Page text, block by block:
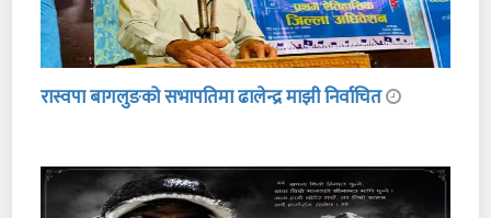
रास्वपा बागलुङको सभापतिमा ढालेन्द्र माझी निर्वाचित